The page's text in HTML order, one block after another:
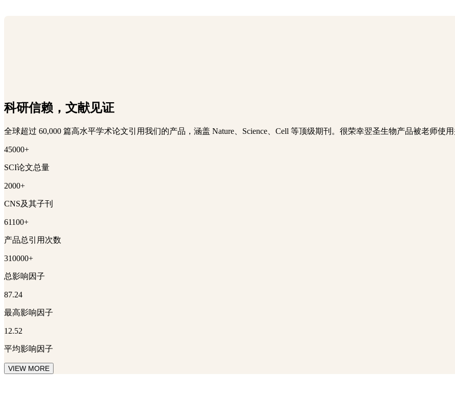
科研信赖，文献见证
全球超过 60,000 篇高水平学术论文引用我们的产品，涵盖 Nature、Science、Cell 等顶级期刊。很荣幸翌圣生物产品被老师使
45000+
SCI论文总量
2000+
CNS及其子刊
61100+
产品总引用次数
310000+
总影响因子
87.24
最高影响因子
12.52
平均影响因子
VIEW MORE